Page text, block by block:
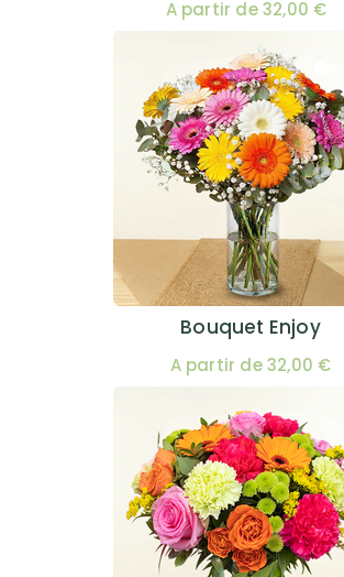
A partir de 32,00 €
Bouquet Enjoy
A partir de 32,00 €